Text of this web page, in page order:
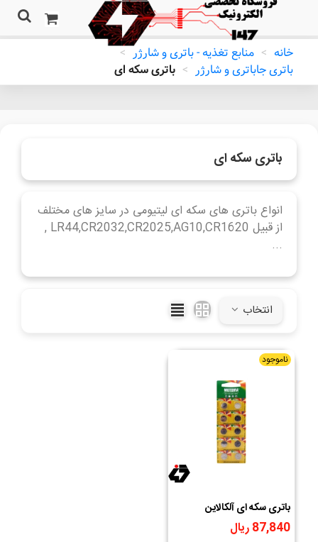
خانه > منابع تغذیه - باتری و شارژر >
باتری جاباتری و شارژر > باتری سکه ای
باتری سکه ای
انواع باتری های سکه ای لیتیومی در سایز های مختلف
از قبیل LR44,CR2032,CR2025,AG10,CR1620 ,
...
انتخاب
ناموجود
باتری سکه ای آلکالاین
Motoma
87,840 ریال